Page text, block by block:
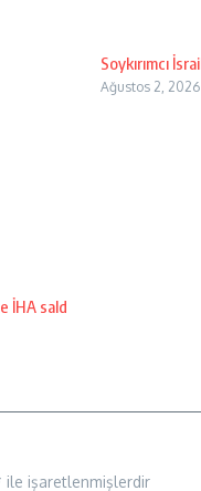
İHA sald
Soykırımcı
Ağustos 2, 2026
ile işaretlenmişlerdir